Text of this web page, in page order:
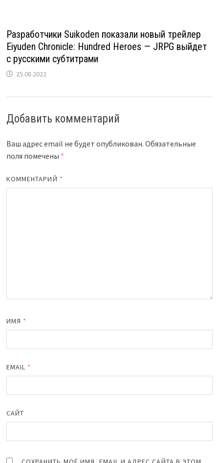
Разработчики Suikoden показали новый трейлер
Eiyuden Chronicle: Hundred Heroes — JRPG выйдет
с русскими субтитрами
25.08.2022
Добавить комментарий
Ваш адрес email не будет опубликован. Обязательные
поля помечены *
КОММЕНТАРИЙ *
ИМЯ *
EMAIL *
САЙТ